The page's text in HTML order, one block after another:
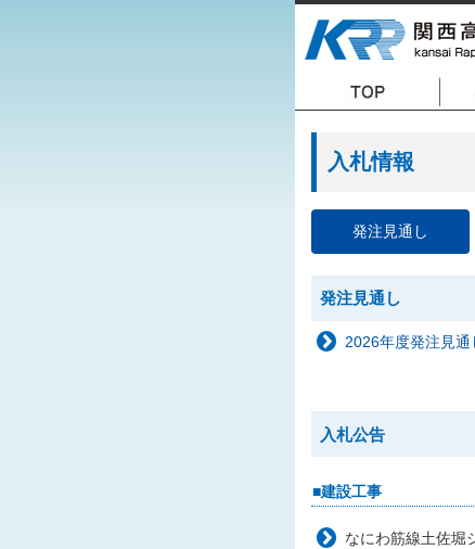
入札情報
発注見通し
発注見通し
2026年度発注見通
入札公告
■建設工事
なにわ筋線土佐堀